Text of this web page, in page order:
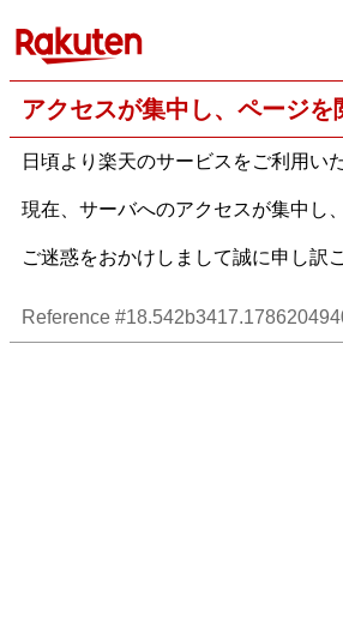
アクセスが集中し、ページ
日頃より楽天のサービスをご利用い
現在、サーバへのアクセスが集中し
ご迷惑をおかけしまして誠に申し訳
Reference